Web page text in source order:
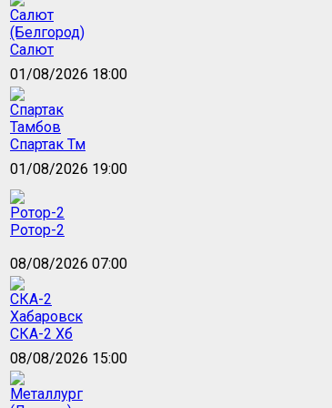
Салют
01/08/2026 18:00
Спартак Тм
01/08/2026 19:00
Ротор-2
08/08/2026 07:00
СКА-2 Хб
08/08/2026 15:00